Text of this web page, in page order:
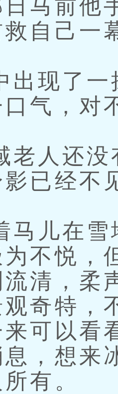
日马前他
自己一
现了一
口气，对
人还没
已经不
儿在雪
不悦，
清，柔
奇特，
来可以看
，想来
有。